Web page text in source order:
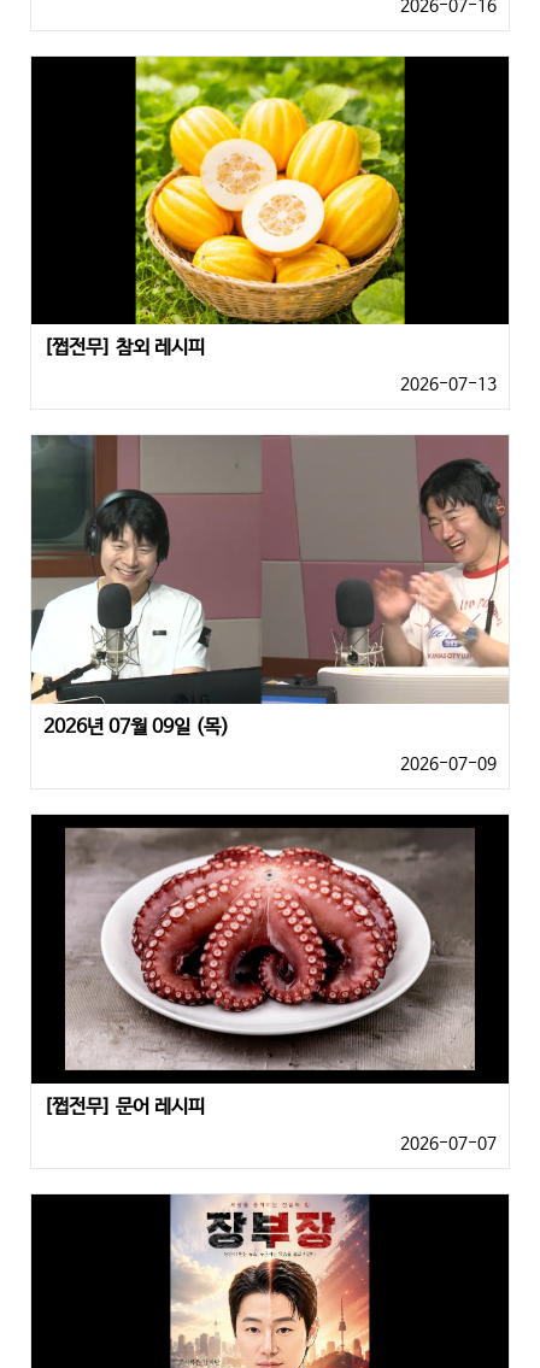
2026-07-16
[쩝전무] 참외 레시피
2026-07-13
2026년 07월 09일 (목)
2026-07-09
[쩝전무] 문어 레시피
2026-07-07